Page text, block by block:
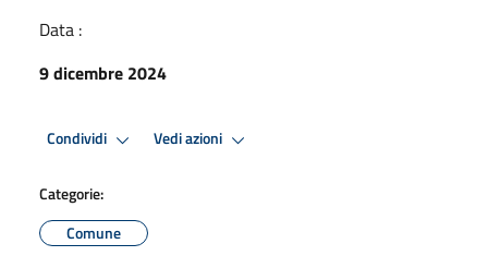
Data :
9 dicembre 2024
Condividi Vedi azioni
Categorie:
Comune